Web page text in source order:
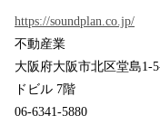
https://soundplan.co.jp/
不動産業
大阪府大阪市北区堂島1-
ドビル 7階
06-6341-5880